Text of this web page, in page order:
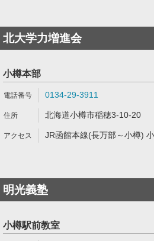
北大学力増進会
小樽本部
0134-29-3911
北海道小樽市稲穂3-10-20
JR函館本線(長万部～小樽)
明光義塾
小樽駅前教室